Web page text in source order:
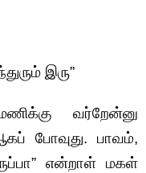
இரு”
வர்றேன்னு
போவுது. பாவம்,
என்றாள் மகள்